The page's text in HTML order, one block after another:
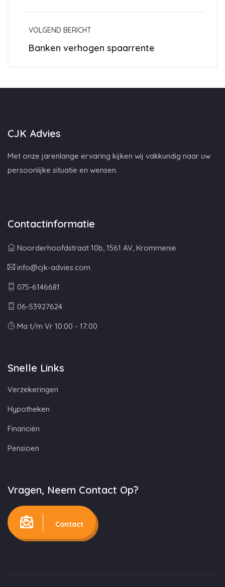
VOLGEND BERICHT
Banken verhogen spaarrente
CJK Advies
Met onze jarenlange ervaring kijken wij vakkundig naar uw
persoonlijke situatie en wensen.
Contactinformatie
Noorderhoofdstraat 10b, 1561 AV, Krommenie
info@cjk-advies.com
075-6146681
06-53927624
Ma t/m Vr 10:00 - 17:00
Snelle Links
Verzekeringen
Hypotheken
Financiën
Pensioen
Vragen, Neem Contact Op?
Contact